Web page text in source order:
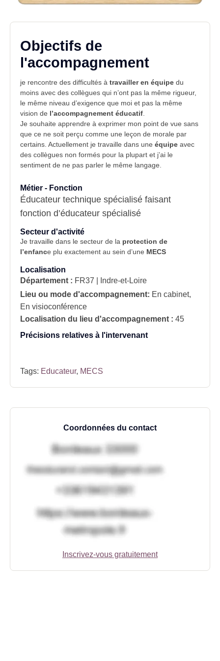
Objectifs de
l'accompagnement
je rencontre des difficultés à travailler en équipe du
moins avec des collègues qui n’ont pas la même rigueur,
le même niveau d’exigence que moi et pas la même
vision de l’accompagnement éducatif
Je souhaite apprendre à exprimer mon point de vue sans
que ce ne soit perçu comme une leçon de morale par
certains. Actuellement je travaille dans une équipe avec
des collègues non formés pour la plupart et j’ai le
sentiment de ne pas parler le même langage.
Métier - Fonction
Éducateur technique spécialisé faisant
fonction d’éducateur spécialisé
Secteur d'activité
Je travaille dans le secteur de la protection de
l’enfance plu exactement au sein d’une MECS
Localisation
Département : FR37 | Indre-et-Loire
Lieu ou mode d'accompagnement: En cabinet,
En visioconférence
Localisation du lieu d'accompagnement : 45
Précisions relatives à l'intervenant
Tags: Educateur, MECS
Coordonnées du contact
Inscrivez-vous gratuitement